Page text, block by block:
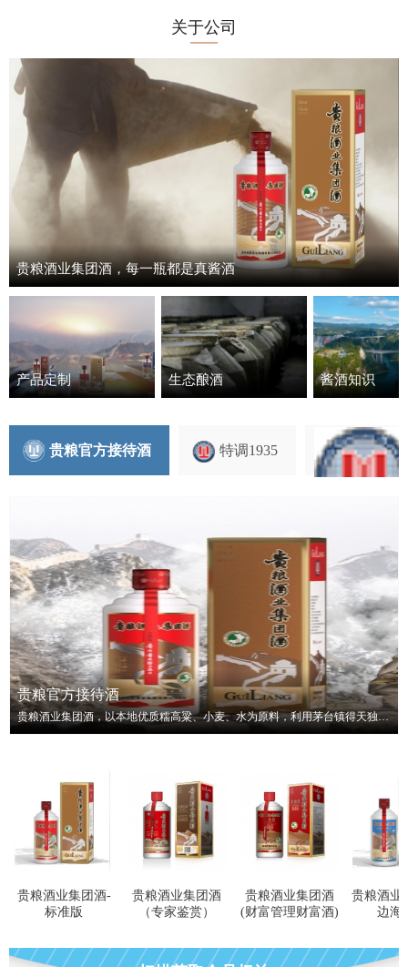
生态酿
招标信
关于公司
贵粮酒业集团酒，每一瓶都是真酱酒
产品定制 生态酿酒 酱酒知识
贵粮官方接待酒 特调1935
贵粮官方接待酒
贵粮酒业集团酒，以本地优质糯高粱、小麦、水为原料，利用茅台镇得天独厚的地理自然环境，采用传统独特的工艺精心酿造而成。选用陈年酒与不同批次年份酒小批量勾兑生产。酒体具有酱香味陈、幽雅细腻、回味悠长、空杯持久留香的显著特点。
贵粮酒业集团酒-
标准版
贵粮酒业集团酒
（专家鉴赏）
贵粮酒业集团酒
(财富管理财富酒)
贵粮酒
边海